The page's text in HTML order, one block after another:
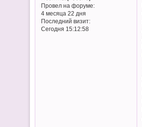
Провел на форуме:
4 месяца 22 дня
Последний визит:
Сегодня 15:12:58